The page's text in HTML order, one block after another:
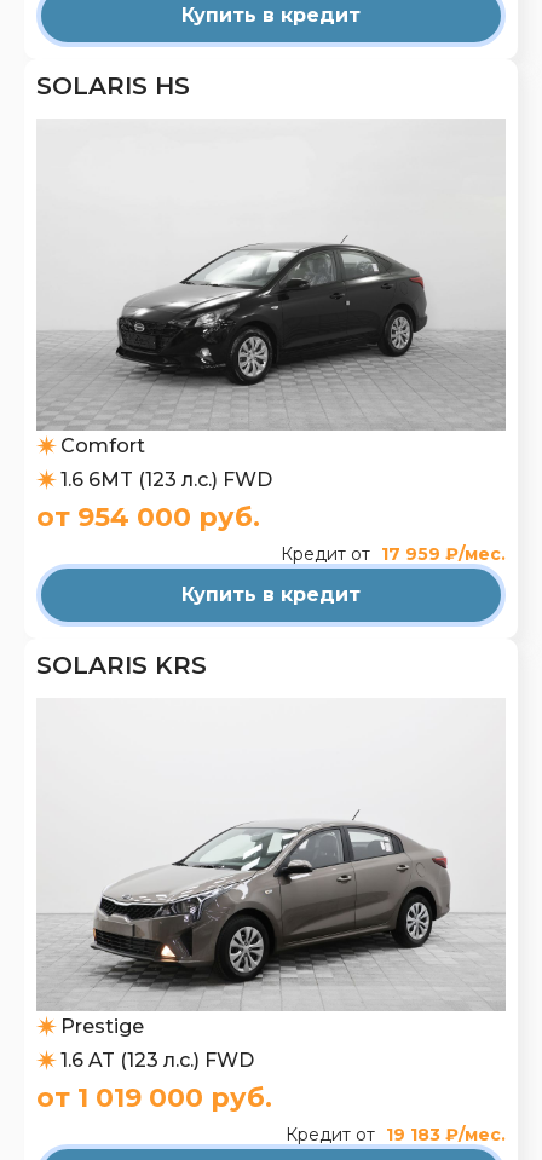
Купить в кредит
SOLARIS HS
Comfort
1.6 6MT (123 л.с.) FWD
от 954 000 руб.
Кредит от 17 959 ₽/мес.
Купить в кредит
SOLARIS KRS
Prestige
1.6 AT (123 л.с.) FWD
от 1 019 000 руб.
Кредит от 19 183 ₽/мес.